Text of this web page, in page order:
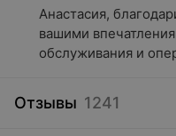
Анастасия,
вашими
обслуживания и
Отзывы 1241